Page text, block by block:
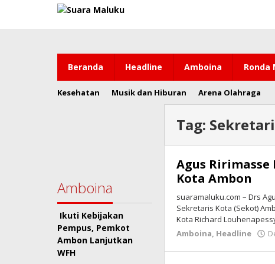
konten
Beranda Headline Amboina Ronda
Kesehatan Musik dan Hiburan Arena Olahraga
Amboina
Ikuti Kebijakan
Pempus, Pemkot
Ambon Lanjutkan
WFH
Tag:
Agus
Kota Ambon
suaramaluku.com – Drs
Sekretaris Kota (Sekot)
Kota Richard
Amboina, Headline